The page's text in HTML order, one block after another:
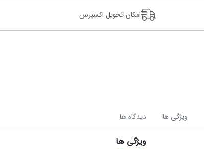
امکان تحویل اکسپرس
ویژگی ها دیدگاه ها
ویژگی ها